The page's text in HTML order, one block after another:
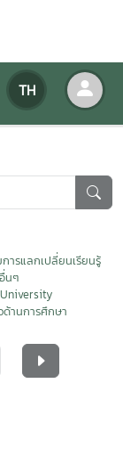
TH
ารแลกเปลี่ยนเรียนรู้
อื่นๆ
ด้านการศึกษา